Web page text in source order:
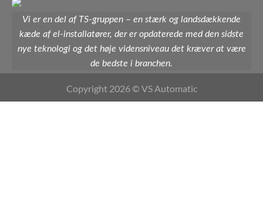
Vi er en del af TS-gruppen – en stærk og landsdækkende
kæde af el-installatører, der er opdaterede med den sidste
nye teknologi og det høje vidensniveau det kræver at være
de bedste i branchen.
Copyright 2026 © VS Automatic